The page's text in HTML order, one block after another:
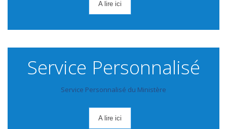
A lire ici
Service Personnalisé
Service Personnalisé du Ministère
A lire ici